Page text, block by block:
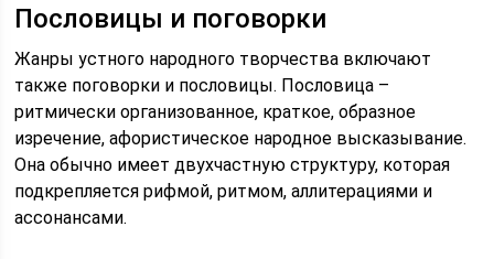
Пословицы и поговорки
Жанры устного народного творчества включают
также поговорки и пословицы. Пословица –
ритмически организованное, краткое, образное
изречение, афористическое народное высказывание.
Она обычно имеет двухчастную структуру, которая
подкрепляется рифмой, ритмом, аллитерациями и
ассонансами.